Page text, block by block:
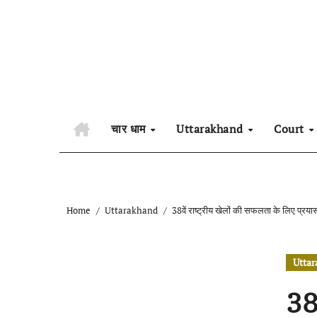
चार धाम Uttarakhand Court
Home Uttarakhand 38वें राष्ट्रीय खेलों की सफलता के लिए